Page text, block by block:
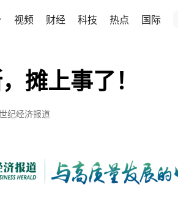
视频 财经 科技 热点 国际
摊上事了！
纪经济报道